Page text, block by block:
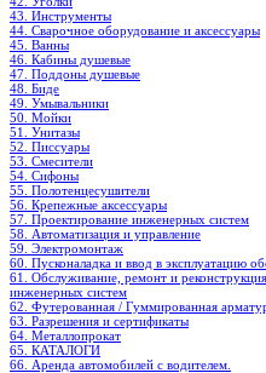
43. Инструменты
44. Сварочное оборудование и аксессуары
45. Ванны
46. Кабины душевые
47. Поддоны душевые
48. Биде
49. Умывальники
50. Мойки
51. Унитазы
52. Писсуары
53. Смесители
54. Сифоны
55. Полотенцесушители
56. Крепежные аксессуары
57. Проектирование инженерных систем
58. Автоматизация и управление
59. Электромонтаж
60. Пусконаладка и ввод в эксплуатацию
61. Обслуживание, ремонт и реконструкция
инженерных систем
62. Футерованная / Гуммированная
63. Разрешения и сертификаты
64. Металлопрокат
65. КАТАЛОГИ
66. Аренда автомобилей с водителем.